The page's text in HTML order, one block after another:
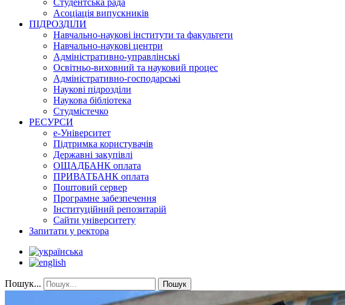
Студентська рада
Асоціація випускників
ПІДРОЗДІЛИ
Навчально-наукові інститути та факультети
Навчально-наукові центри
Адміністративно-управлінські
Освітньо-виховний та науковий процес
Адміністративно-господарські
Наукові підрозділи
Наукова бібліотека
Студмістечко
РЕСУРСИ
е-Університет
Підтримка користувачів
Державні закупівлі
ОЩАДБАНК оплата
ПРИВАТБАНК оплата
Поштовий сервер
Програмне забезпечення
Інституційний репозитарій
Сайти університету
Запитати у ректора
Пошук... Пошук